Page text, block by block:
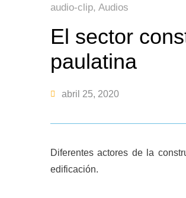
audio-clip, Audios
El sector
paulatina
abril 25, 2020
Diferentes actores de la
edificación.